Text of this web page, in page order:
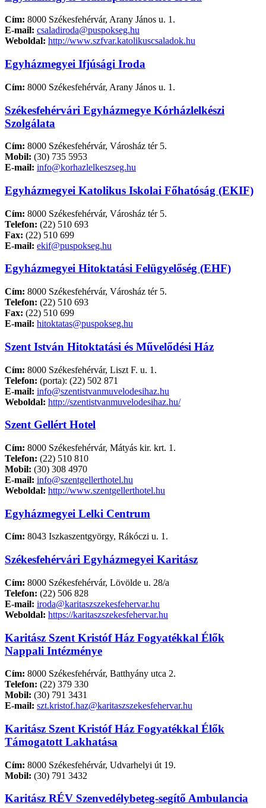
Cím: 8000 Székesfehérvár, Arany János u. 1.
E-mail: csaladiroda@puspokseg.hu
Weboldal: http://www.szfvar.katolikuscsaladok.hu
Egyházmegyei Ifjúsági Iroda
Cím: 8000 Székesfehérvár, Arany János u. 1.
Székesfehérvári Egyházmegye Kórházlelkészi
Szolgálata
Cím: 8000 Székesfehérvár, Városház tér 5.
Mobil: (30) 735 5953
E-mail: info@korhazlelkeszseg.hu
Egyházmegyei Katolikus Iskolai Főhatóság (EKIF)
Cím: 8000 Székesfehérvár, Városház tér 5.
Telefon: (22) 510 693
Fax: (22) 510 699
E-mail: ekif@puspokseg.hu
Egyházmegyei Hitoktatási Felügyelőség (EHF)
Cím: 8000 Székesfehérvár, Városház tér 5.
Telefon: (22) 510 693
Fax: (22) 510 699
E-mail: hitoktatas@puspokseg.hu
Szent István Hitoktatási és Művelődési Ház
Cím: 8000 Székesfehérvár, Liszt F. u. 1.
Telefon: (porta): (22) 502 871
E-mail: info@szentistvanmuvelodesihaz.hu
Weboldal: http://szentistvanmuvelodesihaz.hu/
Szent Gellért Hotel
Cím: 8000 Székesfehérvár, Mátyás kir. krt. 1.
Telefon: (22) 510 810
Mobil: (30) 308 4970
E-mail: info@szentgellerthotel.hu
Weboldal: http://www.szentgellerthotel.hu
Egyházmegyei Lelki Centrum
Cím: 8043 Iszkaszentgyörgy, Rákóczi u. 1.
Székesfehérvári Egyházmegyei Karitász
Cím: 8000 Székesfehérvár, Lövölde u. 28/a
Telefon: (22) 506 828
E-mail: iroda@karitaszszekesfehervar.hu
Weboldal: https://karitaszszekesfehervar.hu
Karitász Szent Kristóf Ház Fogyatékkal Élők
Nappali Intézménye
Cím: 8000 Székesfehérvár, Batthyány utca 2.
Telefon: (22) 379 330
Mobil: (30) 791 3431
E-mail: szt.kristof.haz@karitaszszekesfehervar.hu
Karitász Szent Kristóf Ház Fogyatékkal Élők
Támogatott Lakhatása
Cím: 8000 Székesfehérvár, Udvarhelyi út 19.
Mobil: (30) 791 3432
Karitász RÉV Szenvedélybeteg-segítő Ambulancia